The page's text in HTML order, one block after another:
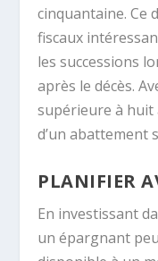
cinquantaine. Ce
fiscaux
les successions
après le décès.
supérieure à huit
d’un abattement
PLANIFIER
En investissant
un épargnant